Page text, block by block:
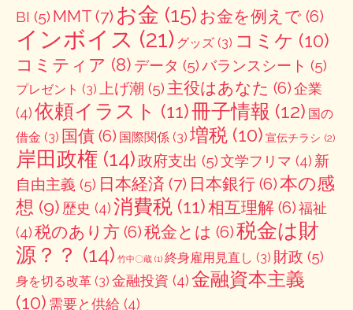
BI (5) MMT (7) お金 (15) お金を例えで (6)
インボイス (21) グッズ (3) コミケ (10)
コミティア (8) データ (5)バランスシート (5)
プレゼント (3) 上げ潮 (5) 主役はあなた (6)企業
(4)依頼イラスト (11)冊子情報 (12) 国の
借金 (3) 国債 (6) 国際関係 (3) 増税 (10) 宣伝チラシ (2)
岸田政権 (14)政府支出 (5)文学フリマ (4) 新
自由主義 (5) 日本経済 (7) 日本銀行 (6)本の感
想 (9) 歴史 (4)消費税 (11)相互理解 (6)福祉
(4)税のあり方 (6)税金とは (6)税金は財
源？？ (14) 竹中〇蔵 (1) 終身雇用見直し (3) 財政 (5)
身を切る改革 (3) 金融投資 (4)金融資本主義
(10) 需要と供給 (4)